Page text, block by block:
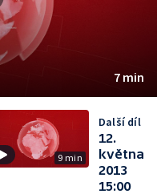
7 min
9 min
Další díl
12.
května
2013
15:00